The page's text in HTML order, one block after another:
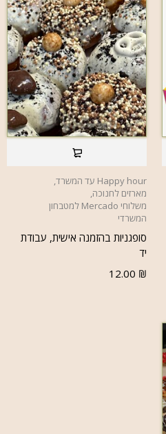
Happy hour עד המשרד
,
מארזים לחנוכה,
משלוחי Mercado למטבחון
המשרדי
סופגניות בהזמנה אישית, עבודת
יד
12.00 ₪